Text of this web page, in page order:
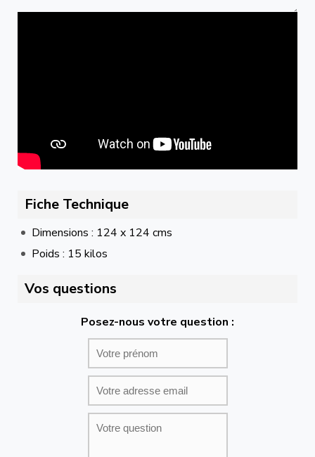
Fiche Technique
Dimensions : 124 x 124 cms
Poids : 15 kilos
Vos questions
Posez-nous votre question :